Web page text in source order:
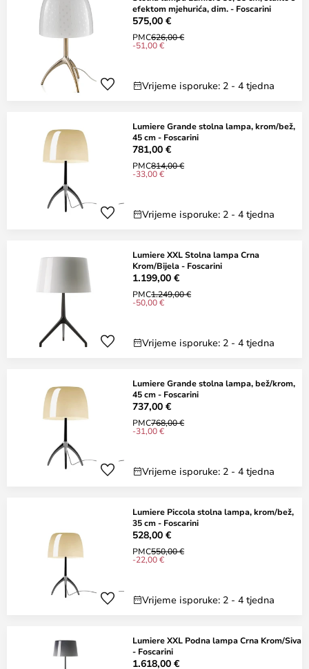
efektom mjehurića, dim. - Foscarini
575,00 €
PMC626,00 €
-51,00 €
Vrijeme isporuke: 2 - 4 tjedna
Lumiere Grande stolna lampa, krom/bež,
45 cm - Foscarini
781,00 €
PMC814,00 €
-33,00 €
Vrijeme isporuke: 2 - 4 tjedna
Lumiere XXL Stolna lampa Crna
Krom/Bijela - Foscarini
1.199,00 €
PMC1.249,00 €
-50,00 €
Vrijeme isporuke: 2 - 4 tjedna
Lumiere Grande stolna lampa, bež/krom,
45 cm - Foscarini
737,00 €
PMC768,00 €
-31,00 €
Vrijeme isporuke: 2 - 4 tjedna
Lumiere Piccola stolna lampa, krom/bež,
35 cm - Foscarini
528,00 €
PMC550,00 €
-22,00 €
Vrijeme isporuke: 2 - 4 tjedna
Lumiere XXL Podna lampa Crna Krom/Siva
- Foscarini
1.618,00 €